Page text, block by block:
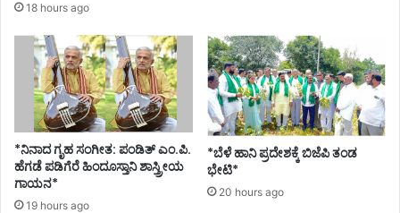
18 hours ago
*ನಿನಾದ ಗೃಹ ಸಂಗೀತ: ಪಂಡಿತ್ ಎಂ.ಪಿ.
ಹೆಗಡೆ ಪಡಿಗೆರೆ ಹಿಂದೂಸ್ತಾನಿ ಶಾಸ್ತ್ರೀಯ
ಗಾಯನ*
19 hours ago
*ಬೆಳೆ ಹಾನಿ ಪ್ರದೇಶಕ್ಕೆ ಬಿಜೆಪಿ ತಂಡ
ಭೇಟಿ*
20 hours ago